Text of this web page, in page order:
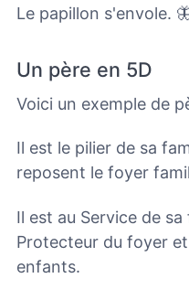
Le papillon s'envole.
Un père en 5D
Voici un exemple de
Il est le pilier de sa
reposent le foyer
Il est au Service de
Protecteur du foyer
enfants.